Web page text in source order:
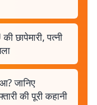
छापेमारी, पत्नी
जानिए
की पूरी कहानी